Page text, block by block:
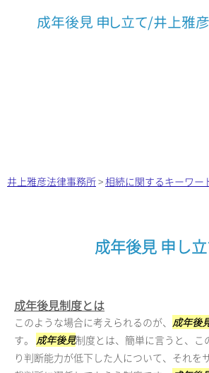
成年後見 申し立て/井上雅
井上雅彦法律事務所>相続に関するキーワー
成年後見 申し
成年後見制度とは
このような場合に考えられるのが、 成年後
す。 成年後見制度とは、簡単に言うと、こ
り判断能力が低下した人について、それを